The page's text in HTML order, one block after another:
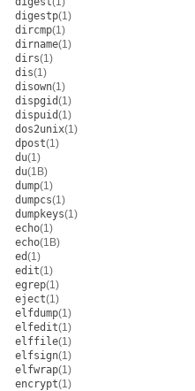
digestp(1)
dircmp(1)
dirname(1)
dirs(1)
dis(1)
disown(1)
dispgid(1)
dispuid(1)
dos2unix(1)
dpost(1)
du(1)
du(1B)
dump(1)
dumpcs(1)
dumpkeys(1)
echo(1)
echo(1B)
ed(1)
edit(1)
egrep(1)
eject(1)
elfdump(1)
elfedit(1)
elffile(1)
elfsign(1)
elfwrap(1)
encrypt(1)